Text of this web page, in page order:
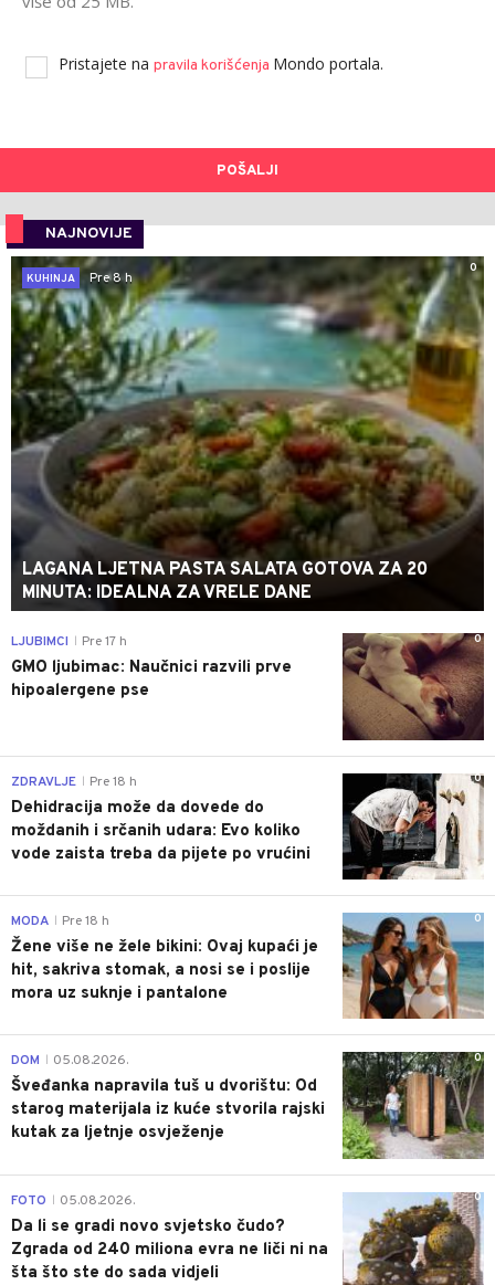
Pristajete na pravila korišćenja Mondo portala.
POŠALJI
NAJNOVIJE
0
KUHINJA
Pre 8 h
LAGANA LJETNA PASTA SALATA GOTOVA ZA 20
MINUTA: IDEALNA ZA VRELE DANE
0
LJUBIMCI Pre 17 h
GMO ljubimac: Naučnici razvili prve
hipoalergene pse
0
ZDRAVLJE Pre 18 h
Dehidracija može da dovede do
moždanih i srčanih udara: Evo koliko
vode zaista treba da pijete po vrućini
0
MODA Pre 18 h
Žene više ne žele bikini: Ovaj kupaći je
hit, sakriva stomak, a nosi se i poslije
mora uz suknje i pantalone
0
DOM 05.08.2026.
Šveđanka napravila tuš u dvorištu: Od
starog materijala iz kuće stvorila rajski
kutak za ljetnje osvježenje
0
FOTO 05.08.2026.
Da li se gradi novo svjetsko čudo?
Zgrada od 240 miliona evra ne liči ni na
šta što ste do sada vidjeli